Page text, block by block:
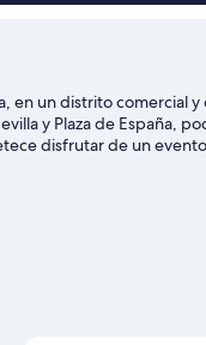
en un distrito comercial
y Plaza de España,
disfrutar de un
por Isla Mágica, que